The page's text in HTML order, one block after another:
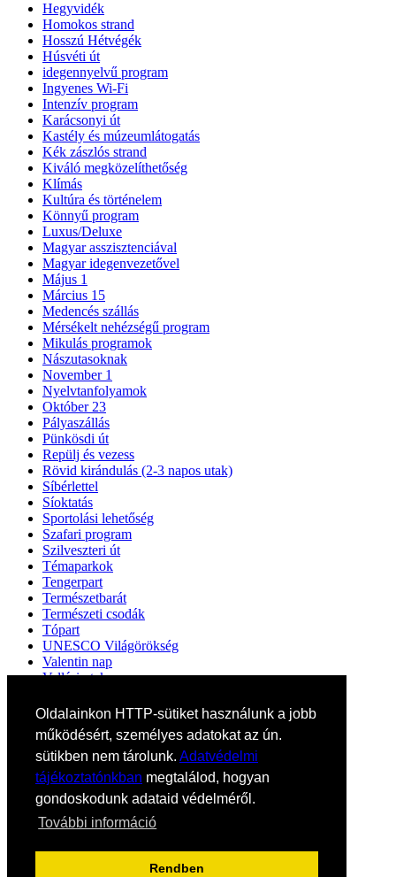
Oldalainkon HTTP-sütiket használunk a jobb
működésért, személyes adatokat az ún.
sütikben nem tárolunk. Adatvédelmi
tájékoztatónkban megtalálod, hogyan
gondoskodunk adataid védelméről.
További információ
Rendben
Hegyvidék
Homokos strand
Hosszú Hétvégék
Húsvéti út
idegennyelvű program
Ingyenes Wi-Fi
Intenzív program
Karácsonyi út
Kastély és múzeumlátogatás
Kék zászlós strand
Kiváló megközelíthetőség
Klímás
Kultúra és történelem
Könnyű program
Luxus/Deluxe
Magyar asszisztenciával
Magyar idegenvezetővel
Május 1
Március 15
Medencés szállás
Mérsékelt nehézségű program
Mikulás programok
Nászutasoknak
November 1
Nyelvtanfolyamok
Október 23
Pályaszállás
Pünkösdi út
Repülj és vezess
Rövid kirándulás (2-3 napos utak)
Síbérlettel
Síoktatás
Sportolási lehetőség
Szafari program
Szilveszteri út
Témaparkok
Tengerpart
Természetbarát
Természeti csodák
Tópart
UNESCO Világörökség
Valentin nap
Vallási utak
Városlátogatás egyénileg
Velencei karnevál
Vidéki felszállással
Wellness
Zene tematika
Partnereink
Impresszum
Adatvédelmi tájékoztató
Süti (cookie) tájékoztató